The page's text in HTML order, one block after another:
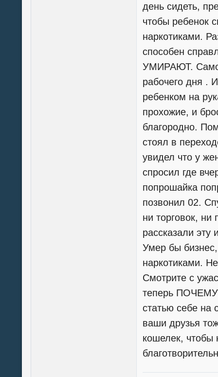
день сидеть,
чтобы ребенок
наркотиками.
способен
УМИРАЮТ.
рабочего дня .
ребенком на
прохожие, и
благородно.
стоял в
увидел что у
спросил где
попрошайка
позвонил 02.
ни торговок,
рассказали эту
Умер бы
наркотиками.
Смотрите с
теперь ПОЧЕМУ
статью себе на
ваши друзья
кошелек, чтобы